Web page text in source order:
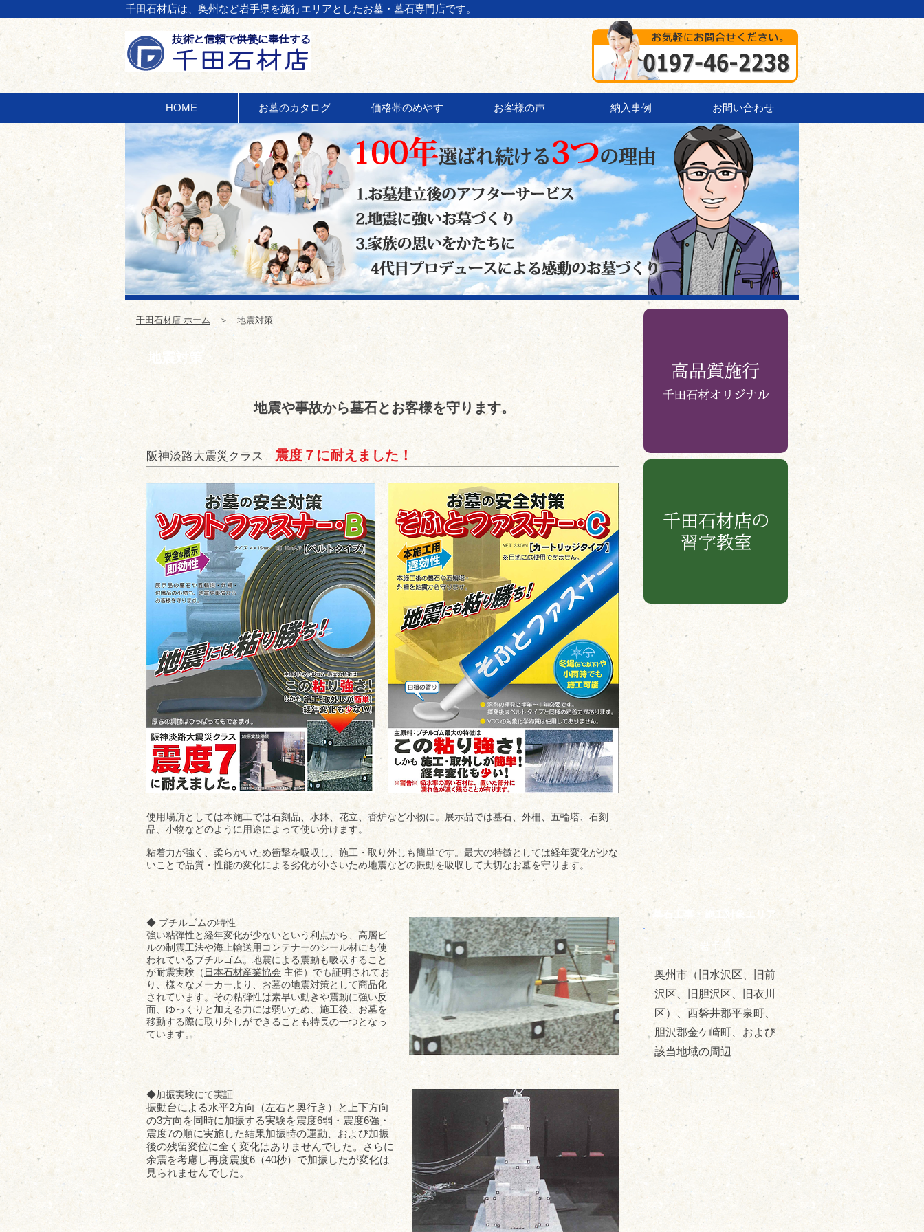
​千田石材店は、奥州など岩手県を施行エリアとしたお墓・墓石専門店です。
ホームページを見たとお伝え頂けると、特典あります！
HOME お墓のカタログ 価格帯のめやす お客様の声 納入事例 お問い合わせ
千田石材店 ホーム ＞ 地震対策
地震対策
地震や事故から墓石とお客様を守ります。
阪神淡路大震災クラス 震度７に耐えました！
使用場所としては本施工では石刻品、水鉢、花立、香炉など小物に。展示品では墓石、外柵、五輪塔、石刻
品、小物などのように用途によって使い分けます。
​粘着力が強く、柔らかいため衝撃を吸収し、施工・取り外しも簡単です。最大の特徴としては経年変化が少な
いことで品質・性能の変化による劣化が小さいため地震などの振動を吸収して大切なお墓を守ります。
◆ ブチルゴムの特性
強い粘弾性と経年変化が少ないという利点から、高層ビ
ルの制震工法や海上輸送用コンテナーのシール材にも使
われているブチルゴム。地震による震動も吸収すること
が耐震実験（ 日本石材産業協会 主催）でも証明されてお
り、様々なメーカーより、お墓の地震対策として商品化
されています。その粘弾性は素早い動きや震動に強い反
面、ゆっくりと加える力には弱いため、施工後、お墓を
移動する際に取り外しができることも特長の一つとなっ
ています。​
◆加振実験にて実証
振動台による水平2方向（左右と奥行き）と上下方向
の3方向を同時に加振する実験を震度6弱・震度6強・
震度7の順に実施した結果加振時の運動、および加振
後の残留変位に全く変化はありませんでした。さらに
余震を考慮し再度震度6（40秒）で加振したが変化は
見られませんでした。
墓石工事・施工対象エリア
岩手県
奥州市（旧水沢区、旧前
沢区、旧胆沢区、旧衣川
区）、西磐井郡平泉町、
胆沢郡金ケ崎町、および
該当地域の周辺